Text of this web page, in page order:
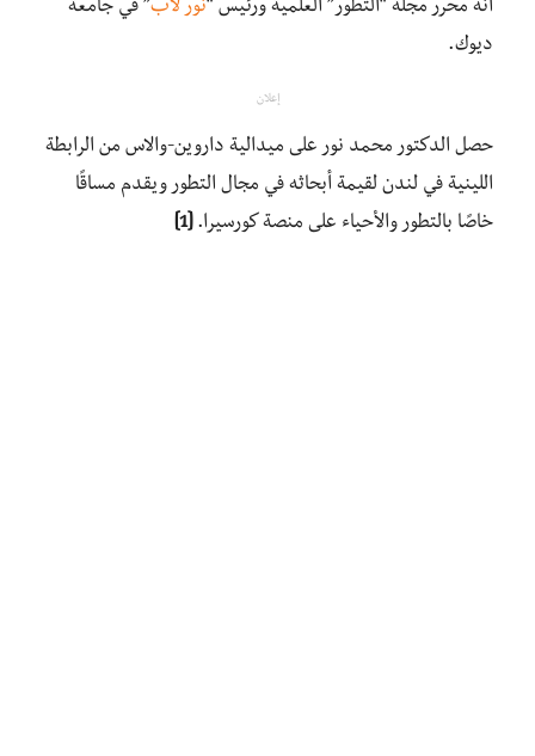
أنه محرر مجلة “التطور” العلمية ورئيس “نور لاب” في جامعة
ديوك.
إعلان
حصل الدكتور محمد نور على ميدالية داروين-والاس من الرابطة
اللينية في لندن لقيمة أبحاثه في مجال التطور ويقدم مساقًا
خاصًا بالتطور والأحياء على منصة كورسيرا. [1]